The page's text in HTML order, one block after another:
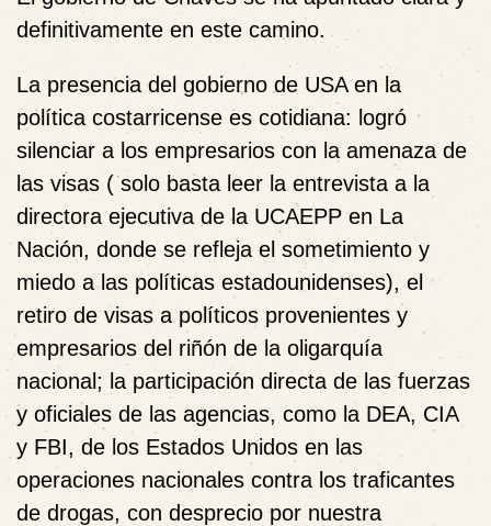
definitivamente en este camino.
La presencia del gobierno de USA en la
política costarricense es cotidiana: logró
silenciar a los empresarios con la amenaza de
las visas ( solo basta leer la entrevista a la
directora ejecutiva de la UCAEPP en La
Nación, donde se refleja el sometimiento y
miedo a las políticas estadounidenses), el
retiro de visas a políticos provenientes y
empresarios del riñón de la oligarquía
nacional; la participación directa de las fuerzas
y oficiales de las agencias, como la DEA, CIA
y FBI, de los Estados Unidos en las
operaciones nacionales contra los traficantes
de drogas, con desprecio por nuestra